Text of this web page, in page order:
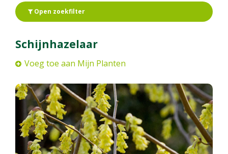
Open zoekfilter
Schijnhazelaar
Voeg toe aan Mijn Planten